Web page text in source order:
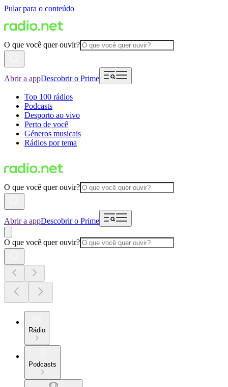
Pular para o conteúdo
O que você quer ouvir?
Abrir a appDescobrir o Prime
Top 100 rádios
Podcasts
Desporto ao vivo
Perto de você
Géneros musicais
Rádios por tema
O que você quer ouvir?
Abrir a appDescobrir o Prime
O que você quer ouvir?
Rádio
Podcasts